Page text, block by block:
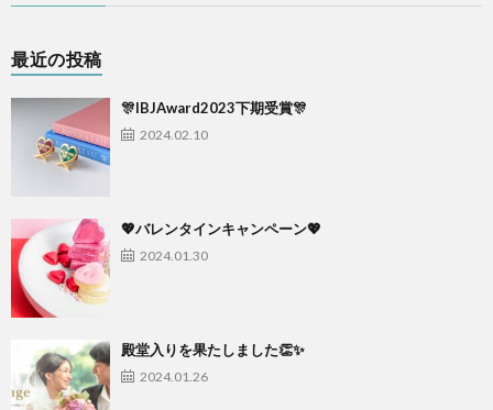
最近の投稿
🎊IBJAward2023下期受賞🎊
2024.02.10
💖バレンタインキャンペーン💖
2024.01.30
殿堂入りを果たしました👏✨
2024.01.26